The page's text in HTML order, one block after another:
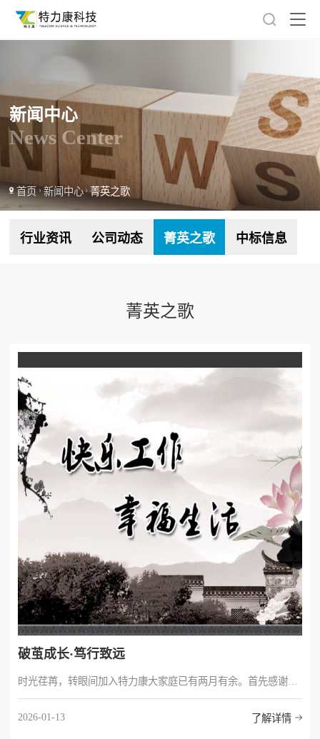
新闻中心
News Center
首页 新闻中心 菁英之歌
行业资讯 公司动态 菁英之歌 中标信息
菁英之歌
破茧成长·笃行致远
时光荏苒，转眼间加入特力康大家庭已有两月有余。首先感谢领导对我工作的认可及肯定，给予我提前转正的机会。回顾过去的这两个月
2026-01-13 了解详情